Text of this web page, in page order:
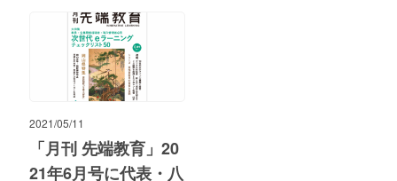
2021/05/11
「月刊 先端教育」20
21年6月号に代表・八